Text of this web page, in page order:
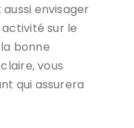
envisager
sur le
bonne
vous
qui assurera